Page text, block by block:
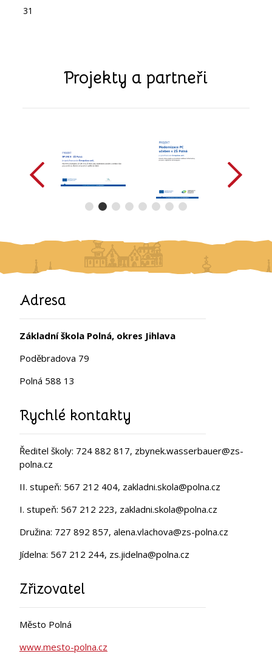
31
Projekty a partneři
Adresa
Základní škola Polná, okres Jihlava
Poděbradova 79
Polná 588 13
Rychlé kontakty
Ředitel školy: 724 882 817, zbynek.wasserbauer@zs-
polna.cz
II. stupeň: 567 212 404, zakladni.skola@polna.cz
I. stupeň: 567 212 223, zakladni.skola@polna.cz
Družina: 727 892 857, alena.vlachova@zs-polna.cz
Jídelna: 567 212 244, zs.jidelna@polna.cz
Zřizovatel
Město Polná
www.mesto-polna.cz